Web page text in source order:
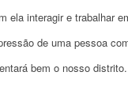
ela interagir e trabalhar
de uma pessoa
bem o nosso